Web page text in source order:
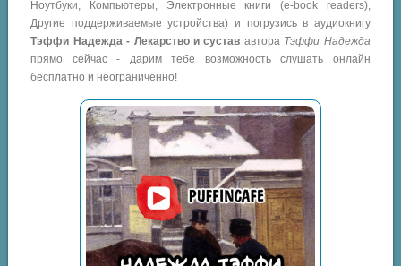
Ноутбуки, Компьютеры, Электронные книги (e-book readers),
Другие поддерживаемые устройства) и погрузись в аудиокнигу
Тэффи Надежда - Лекарство и сустав автора Тэффи Надежда
прямо сейчас - дарим тебе возможность слушать онлайн
бесплатно и неограниченно!